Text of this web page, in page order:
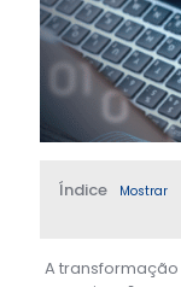
Índice Mostrar
A